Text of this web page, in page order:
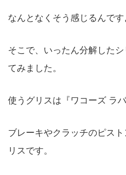
なんとなくそう感じるんです
そこで、いったん分解した
てみました。
使うグリスは『ワコーズ ラ
ブレーキやクラッチのピス
リスです。